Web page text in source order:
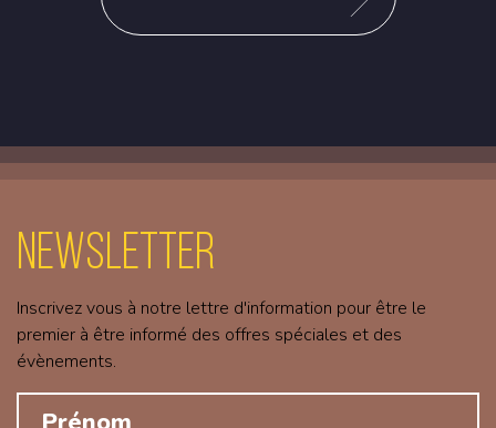
Newsletter
Inscrivez vous à notre lettre d'information pour être le
premier à être informé des offres spéciales et des
évènements.